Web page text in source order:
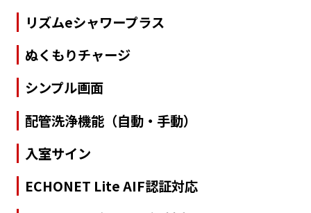
リズムeシャワープラス
ぬくもりチャージ
シンプル画面
配管洗浄機能（自動・手動）
入室サイン
ECHONET Lite AIF認証対応